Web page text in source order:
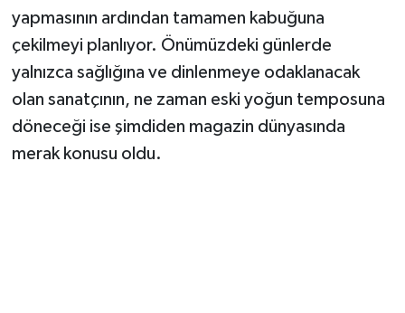
yapmasının ardından tamamen kabuğuna
çekilmeyi planlıyor. Önümüzdeki günlerde
yalnızca sağlığına ve dinlenmeye odaklanacak
olan sanatçının, ne zaman eski yoğun temposuna
döneceği ise şimdiden magazin dünyasında
merak konusu oldu.